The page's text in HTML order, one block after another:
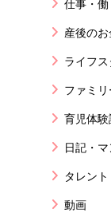
仕事・働
産後の
ライフ
ファミ
育児体験
日記・
タレン
動画